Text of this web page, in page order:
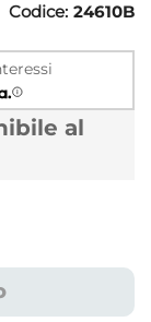
Codice: 24610B
al